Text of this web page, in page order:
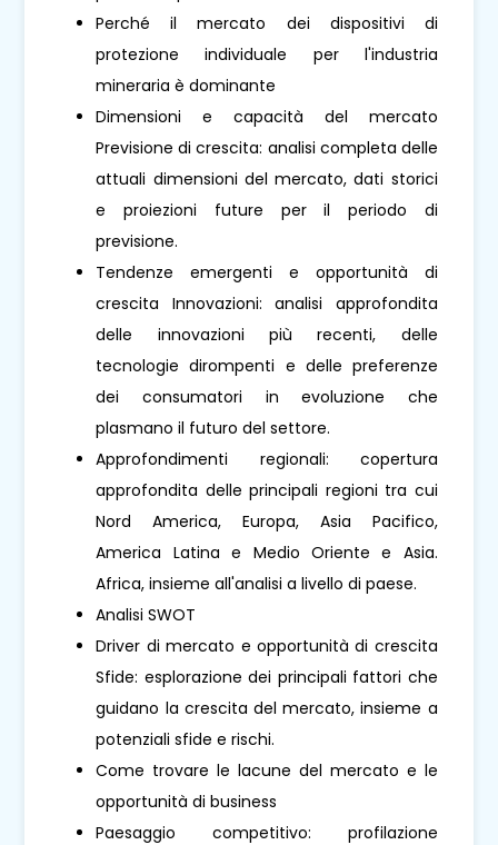
Perché il mercato dei dispositivi di
protezione individuale per l'industria
mineraria è dominante
Dimensioni e capacità del mercato
Previsione di crescita: analisi completa delle
attuali dimensioni del mercato, dati storici
e proiezioni future per il periodo di
previsione.
Tendenze emergenti e opportunità di
crescita Innovazioni: analisi approfondita
delle innovazioni più recenti, delle
tecnologie dirompenti e delle preferenze
dei consumatori in evoluzione che
plasmano il futuro del settore.
Approfondimenti regionali: copertura
approfondita delle principali regioni tra cui
Nord America, Europa, Asia Pacifico,
America Latina e Medio Oriente e Asia.
Africa, insieme all'analisi a livello di paese.
Analisi SWOT
Driver di mercato e opportunità di crescita
Sfide: esplorazione dei principali fattori che
guidano la crescita del mercato, insieme a
potenziali sfide e rischi.
Come trovare le lacune del mercato e le
opportunità di business
Paesaggio competitivo: profilazione